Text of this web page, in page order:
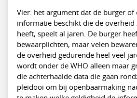
Vier: het argument dat de burger of
informatie beschikt die de overheid
heeft, speelt al jaren. De burger
bewaarplichten, maar velen
de overheid gedurende heel veel
wordt onder de WHO alleen maar
die achterhaalde data die gaan
pleidooi om bij openbaarmaking